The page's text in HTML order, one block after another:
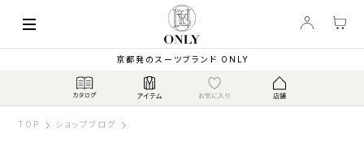
京都発のスーツブランド ONLY
TOP ショップブログ